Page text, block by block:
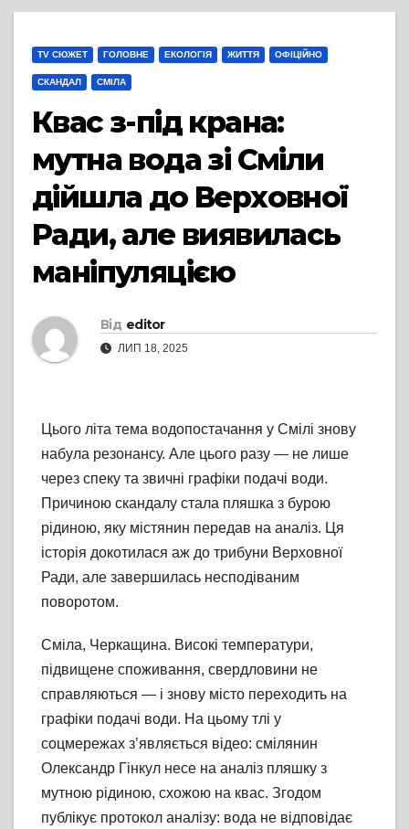
TV СЮЖЕТ ГОЛОВНЕ ЕКОЛОГІЯ ЖИТТЯ ОФІЦІЙНО
СКАНДАЛ СМІЛА
Квас з-під крана:
мутна вода зі Сміли
дійшла до Верховної
Ради, але виявилась
маніпуляцією
Від editor
ЛИП 18, 2025
Цього літа тема водопостачання у Смілі знову
набула резонансу. Але цього разу — не лише
через спеку та звичні графіки подачі води.
Причиною скандалу стала пляшка з бурою
рідиною, яку містянин передав на аналіз. Ця
історія докотилася аж до трибуни Верховної
Ради, але завершилась несподіваним
поворотом.
Сміла, Черкащина. Високі температури,
підвищене споживання, свердловини не
справляються — і знову місто переходить на
графіки подачі води. На цьому тлі у
соцмережах з’являється відео: смілянин
Олександр Гінкул несе на аналіз пляшку з
мутною рідиною, схожою на квас. Згодом
публікує протокол аналізу: вода не відповідає